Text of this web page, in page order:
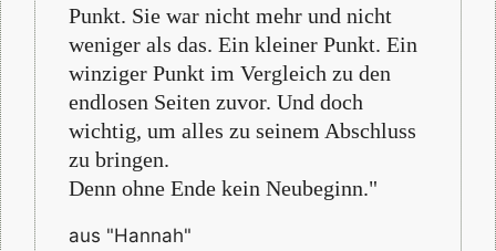
Punkt. Sie war nicht mehr und nicht
weniger als das. Ein kleiner Punkt. Ein
winziger Punkt im Vergleich zu den
endlosen Seiten zuvor. Und doch
wichtig, um alles zu seinem Abschluss
zu bringen.
Denn ohne Ende kein Neubeginn."
aus "Hannah"